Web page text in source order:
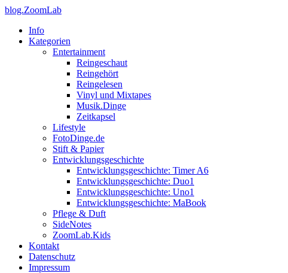
blog.ZoomLab
Info
Kategorien
Entertainment
Reingeschaut
Reingehört
Reingelesen
Vinyl und Mixtapes
Musik.Dinge
Zeitkapsel
Lifestyle
FotoDinge.de
Stift & Papier
Entwicklungsgeschichte
Entwicklungsgeschichte: Timer A6
Entwicklungsgeschichte: Duo1
Entwicklungsgeschichte: Uno1
Entwicklungsgeschichte: MaBook
Pflege & Duft
SideNotes
ZoomLab.Kids
Kontakt
Datenschutz
Impressum